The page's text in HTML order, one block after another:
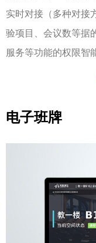
实时对接（多种对接
验项目、会议数等据
服务等功能的权限智
电子班牌